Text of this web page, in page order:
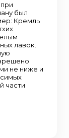
был
Кремль
лавок,
не ниже и
части